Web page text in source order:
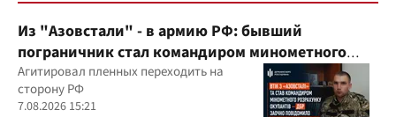
Из "Азовстали" - в армию РФ: бывший
пограничник стал командиром минометного
расчета оккупантов
Агитировал пленных переходить на
сторону РФ
7.08.2026 15:21